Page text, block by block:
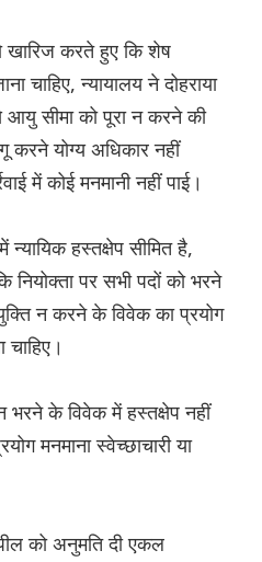
खारिज करते हुए कि शेष
चाहिए, न्यायालय ने दोहराया
सीमा को पूरा न करने की
करने योग्य अधिकार नहीं
में कोई मनमानी नहीं पाई।
न्यायिक हस्तक्षेप सीमित है,
नियोक्ता पर सभी पदों को भरने
न करने के विवेक का प्रयोग
भरने के विवेक में हस्तक्षेप नहीं
मनमाना स्वेच्छाचारी या
को अनुमति दी एकल